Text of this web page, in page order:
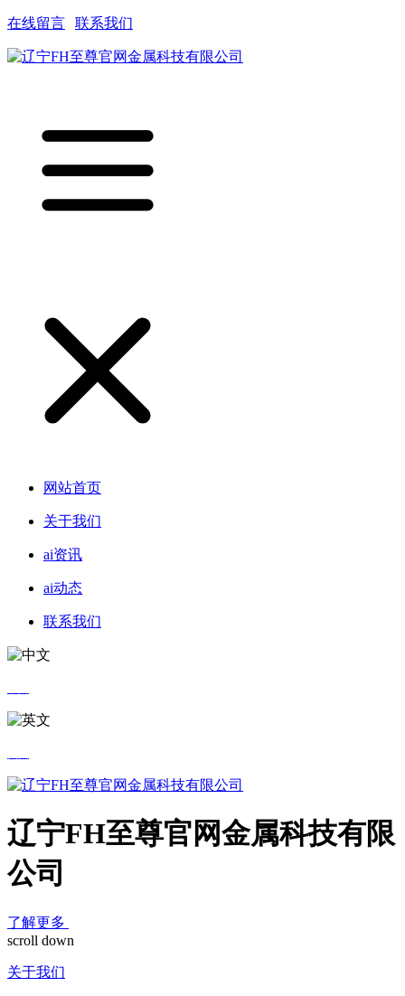
在线留言 联系我们
网站首页
关于我们
ai资讯
ai动态
联系我们
辽宁FH至尊官网金属科技有限
公司
了解更多
scroll down
关于我们